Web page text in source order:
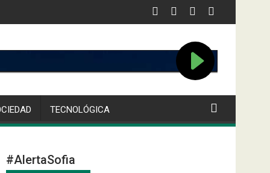
TECNOLÓGICA
#AlertaSofia